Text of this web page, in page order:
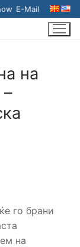
E-Mail
на
го брани
на